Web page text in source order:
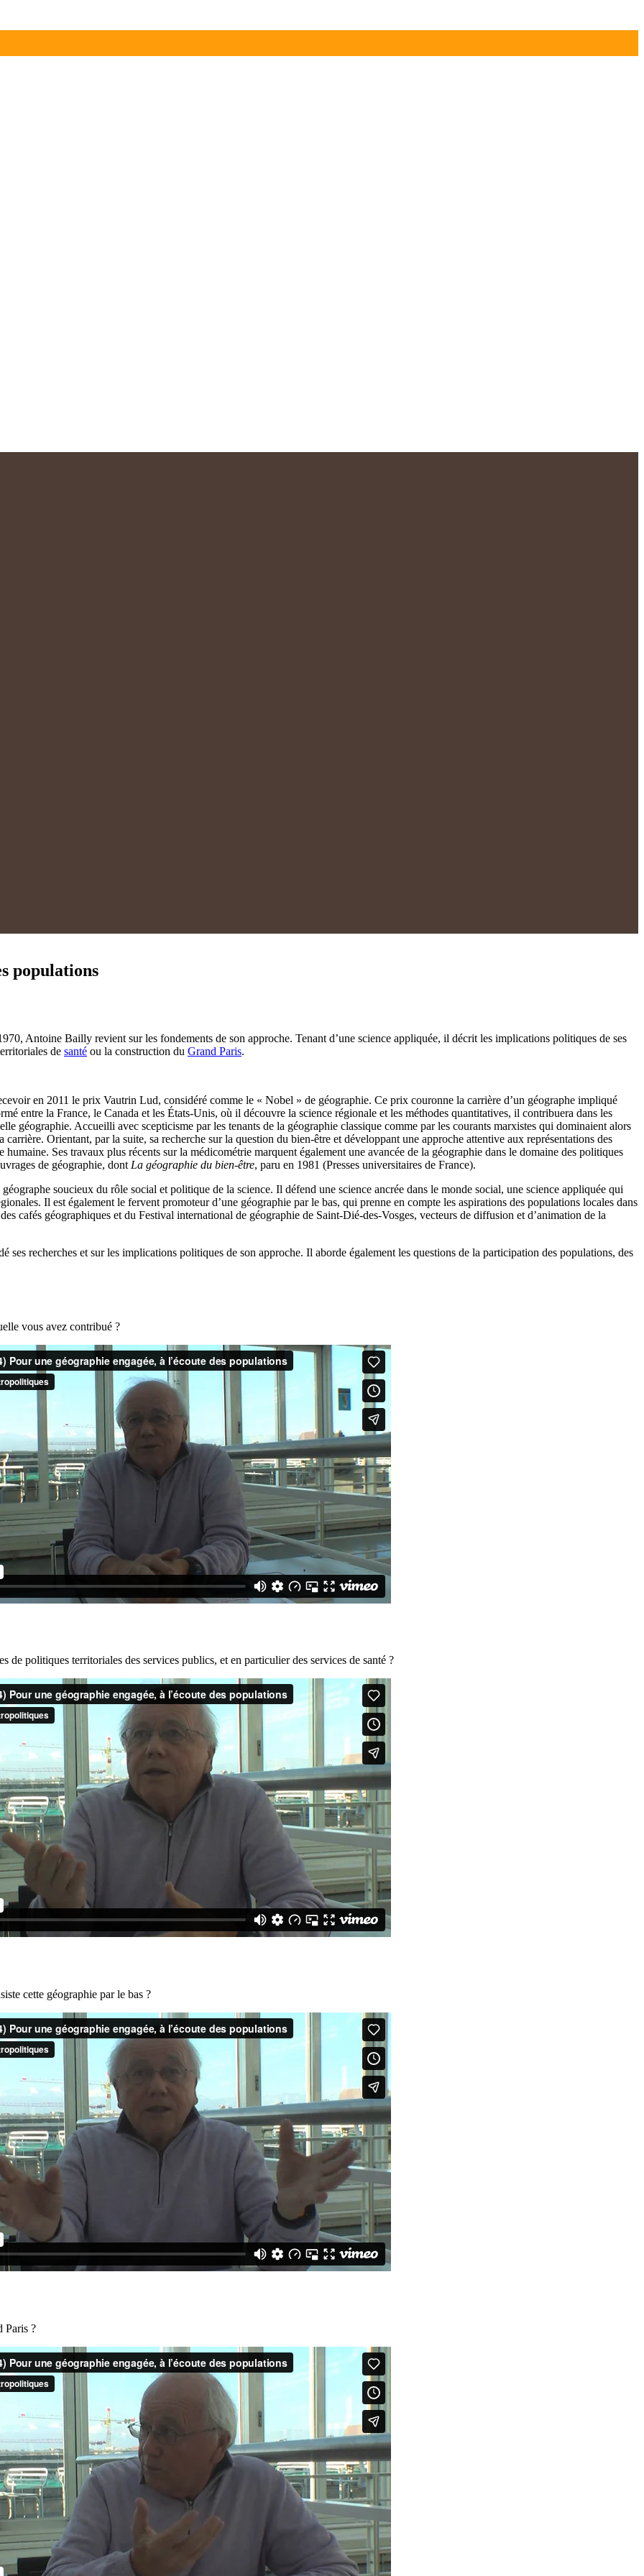
populations
Antoine Bailly revient sur les fondements de son approche. Tenant d’une science appliquée, il décrit les implications politiques de ses
de santé ou la construction du Grand Paris.
en 2011 le prix Vautrin Lud, considéré comme le « Nobel » de géographie. Ce prix couronne la carrière d’un géographe impliqué
entre la France, le Canada et les États-Unis, où il découvre la science régionale et les méthodes quantitatives, il contribuera dans les
géographie. Accueilli avec scepticisme par les tenants de la géographie classique comme par les courants marxistes qui dominaient alors
Orientant, par la suite, sa recherche sur la question du bien-être et développant une approche attentive aux représentations des
Ses travaux plus récents sur la médicométrie marquent également une avancée de la géographie dans le domaine des politiques
de géographie, dont La géographie du bien-être, paru en 1981 (Presses universitaires de France).
soucieux du rôle social et politique de la science. Il défend une science ancrée dans le monde social, une science appliquée qui
Il est également le fervent promoteur d’une géographie par le bas, qui prenne en compte les aspirations des populations locales dans
cafés géographiques et du Festival international de géographie de Saint-Dié-des-Vosges, vecteurs de diffusion et d’animation de la
recherches et sur les implications politiques de son approche. Il aborde également les questions de la participation des populations, des
vous avez contribué ?
de politiques territoriales des services publics, et en particulier des services de santé ?
cette géographie par le bas ?
Paris ?